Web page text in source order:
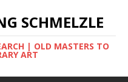
SCHMELZLE
| OLD MASTERS TO
ART